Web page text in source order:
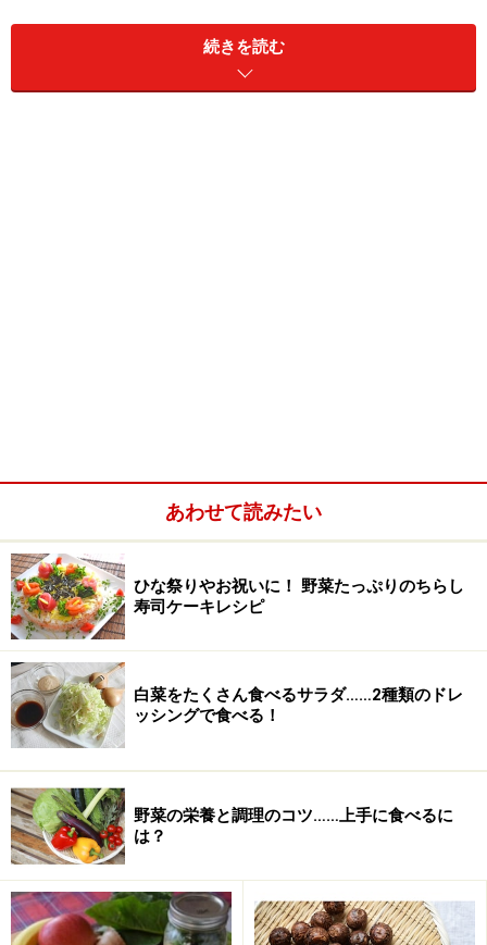
ゴーヤの保存食レシピ(ゴーヤー2本分ずつ)
■ゴーヤーの佃煮
ゴーヤ 2本
続きを読む
あわせて読みたい
ひな祭りやお祝いに！ 野菜たっぷりのちらし
寿司ケーキレシピ
白菜をたくさん食べるサラダ……2種類のドレ
ッシングで食べる！
野菜の栄養と調理のコツ……上手に食べるに
は？